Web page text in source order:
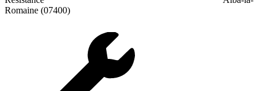
Romaine (07400)